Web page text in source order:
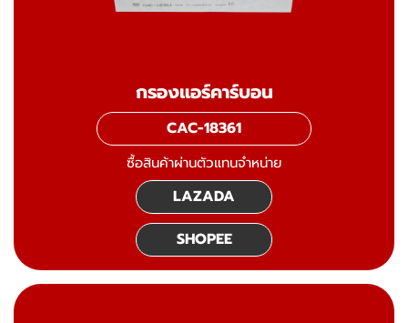
กรองแอร์คาร์บอน
CAC-18361
ซื้อสินค้าผ่านตัวแทนจำหน่าย
LAZADA
SHOPEE